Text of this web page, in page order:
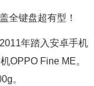
年踏入安卓手机
OPPO Fine ME。
。